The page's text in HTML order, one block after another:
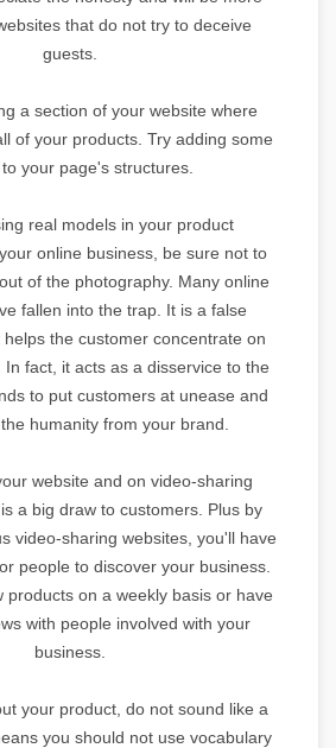
that do not try to deceive
guests.
a section of your website where
of your products. Try adding some
your page's structures.
real models in your product
online business, be sure not to
of the photography. Many online
fallen into the trap. It is a false
the customer concentrate on
fact, it acts as a disservice to the
to put customers at unease and
humanity from your brand.
website and on video-sharing
a big draw to customers. Plus by
video-sharing websites, you'll have
people to discover your business.
products on a weekly basis or have
with people involved with your
business.
your product, do not sound like a
you should not use vocabulary